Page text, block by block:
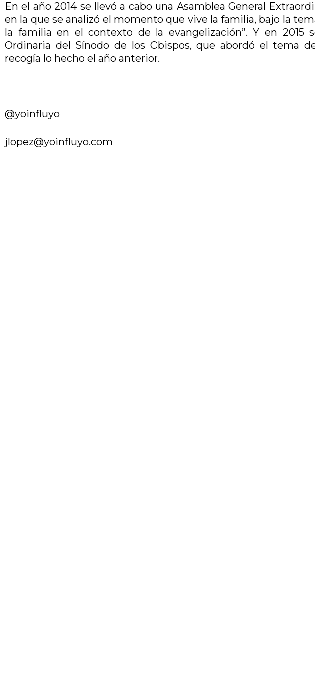
En el año 2014 se llevó a cabo una Asamblea General
en la que se analizó el momento que vive la familia, bajo la
la familia en el contexto de la evangelización”. Y en 2015
Ordinaria del Sínodo de los Obispos, que abordó el tema
recogía lo hecho el año anterior.
@yoinfluyo
jlopez@yoinfluyo.com